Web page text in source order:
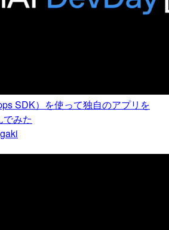
SDK）を使って独自のアプリを
みた